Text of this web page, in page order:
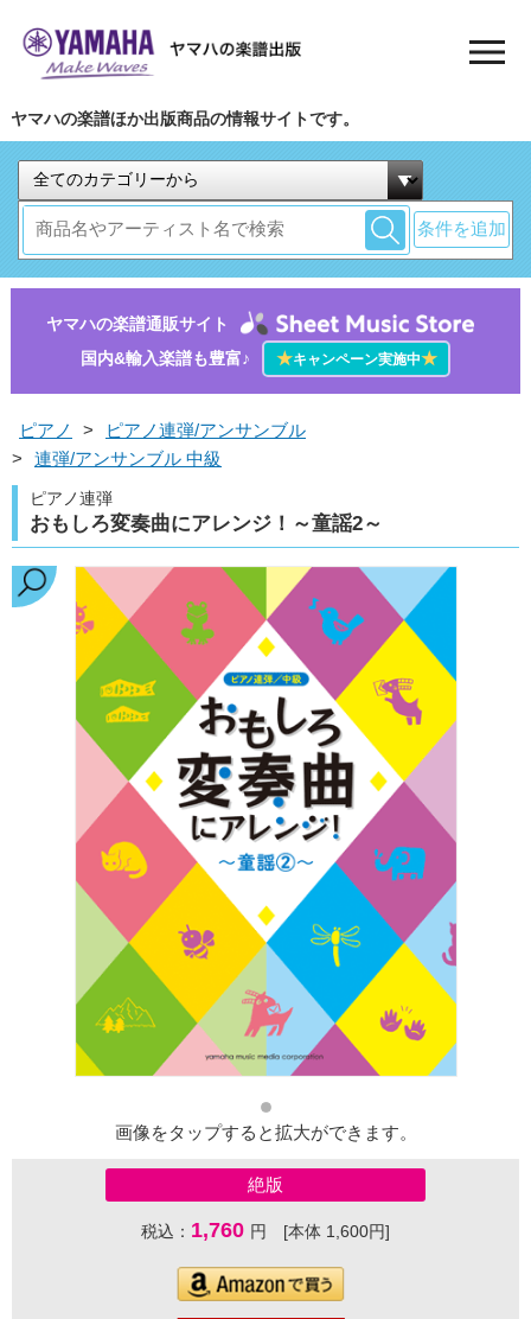
ヤマハの楽譜ほか出版商品の情報サイトです。
条件を追加
ヤマハの楽譜通販サイト
国内&輸入楽譜も豊富♪
★キャンペーン実施中★
ピアノ >
ピアノ連弾/アンサンブル
>
連弾/アンサンブル 中級
ピアノ連弾
おもしろ変奏曲にアレンジ！～童謡2～
画像をタップすると拡大ができます。
絶版
税込： 1,760 円 [本体 1,600円]